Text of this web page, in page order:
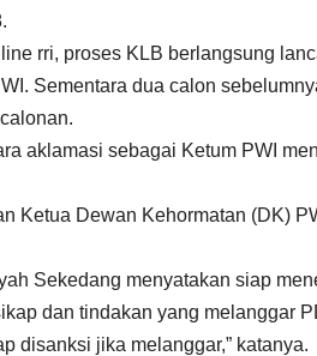
rri, proses KLB berlangsung
Sementara dua calon
aklamasi sebagai Ketum PWI
Ketua Dewan Kehormatan (DK)
Sekedang menyatakan siap
dan tindakan yang melanggar
disanksi jika melanggar,” katanya.